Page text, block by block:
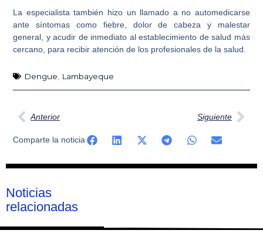
La especialista también hizo un llamado a no automedicarse
ante síntomas como fiebre, dolor de cabeza y malestar
general, y acudir de inmediato al establecimiento de salud más
cercano, para recibir atención de los profesionales de la salud.
Dengue, Lambayeque
Ant
Anterior Siguiente
Comparte la noticia
Noticias
relacionadas